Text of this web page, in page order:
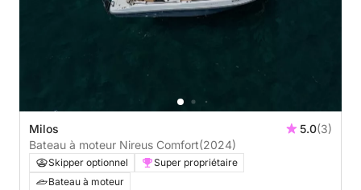
Milos 5.0(3)
Bateau à moteur Nireus Comfort(2024)
Skipper optionnel
Super propriétaire
Bateau à moteur